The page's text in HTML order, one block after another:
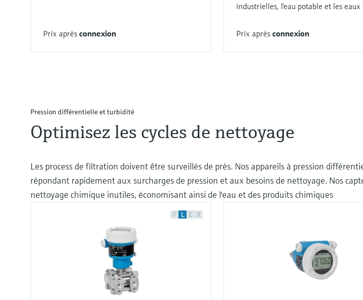
Prix après connexion
industrielles, l'eau potable et les eaux
Prix aprèsconnexion
Pression différentielle et turbidité
Optimisez les cycles de nettoyage
Les process de filtration doivent être surveillés de près. Nos appareils à pression
répondant rapidement aux surcharges de pression et aux besoins de nettoyage. Nos
nettoyage chimique inutiles, économisant ainsi de l'eau et des produits chimiques
F L E X